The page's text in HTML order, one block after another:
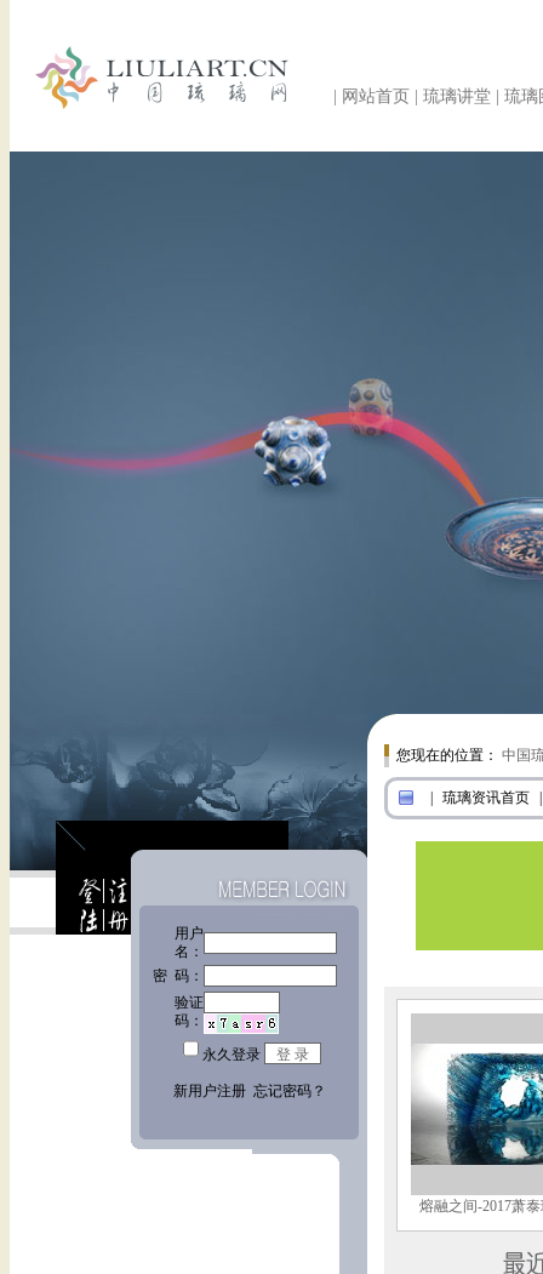
网站首页 琉璃讲堂 琉璃
您现在的位置： 中国
琉璃资讯首页
熔融之间-2017萧